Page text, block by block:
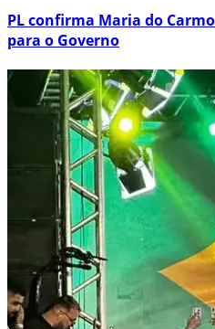
PL confirma Maria do
para o Governo